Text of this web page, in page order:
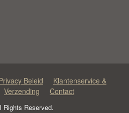
Beleid
Klantenservice &
Verzending Contact
Rights Reserved.